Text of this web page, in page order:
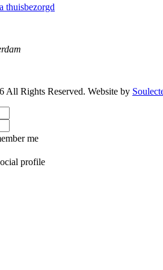
thuisbezorgd
All Rights Reserved. Website by
me
profile